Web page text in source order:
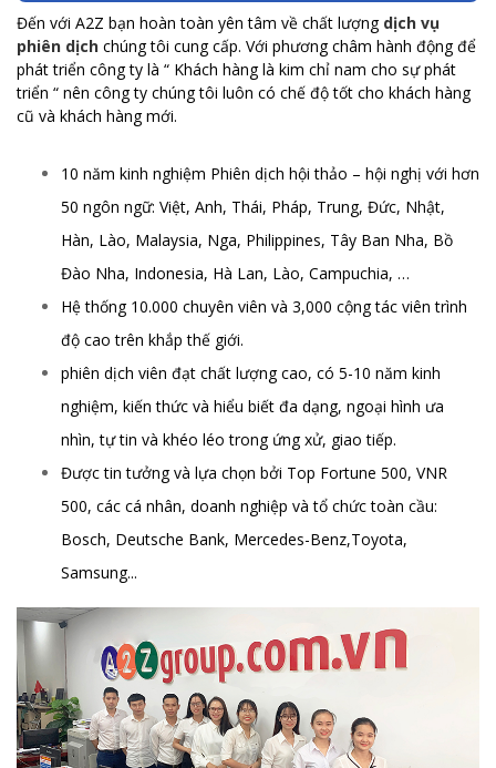
Đến với A2Z bạn hoàn toàn yên tâm về chất lượng dịch vụ
phiên dịch chúng tôi cung cấp. Với phương châm hành động để
phát triển công ty là “ Khách hàng là kim chỉ nam cho sự phát
triển “ nên công ty chúng tôi luôn có chế độ tốt cho khách hàng
cũ và khách hàng mới.
10 năm kinh nghiệm Phiên dịch hội thảo – hội nghị với hơn
50 ngôn ngữ: Việt, Anh, Thái, Pháp, Trung, Đức, Nhật,
Hàn, Lào, Malaysia, Nga, Philippines, Tây Ban Nha, Bồ
Đào Nha, Indonesia, Hà Lan, Lào, Campuchia, …
Hệ thống 10.000 chuyên viên và 3,000 cộng tác viên trình
độ cao trên khắp thế giới.
phiên dịch viên đạt chất lượng cao, có 5-10 năm kinh
nghiệm, kiến thức và hiểu biết đa dạng, ngoại hình ưa
nhìn, tự tin và khéo léo trong ứng xử, giao tiếp.
Được tin tưởng và lựa chọn bởi Top Fortune 500, VNR
500, các cá nhân, doanh nghiệp và tổ chức toàn cầu:
Bosch, Deutsche Bank, Mercedes-Benz,Toyota,
Samsung...